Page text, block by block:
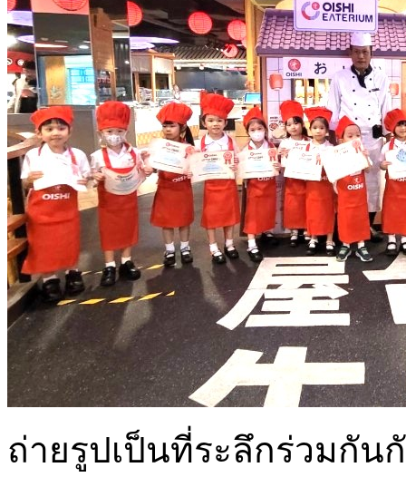
ถ่ายรูปเป็นที่ระลึกร่วมกัน